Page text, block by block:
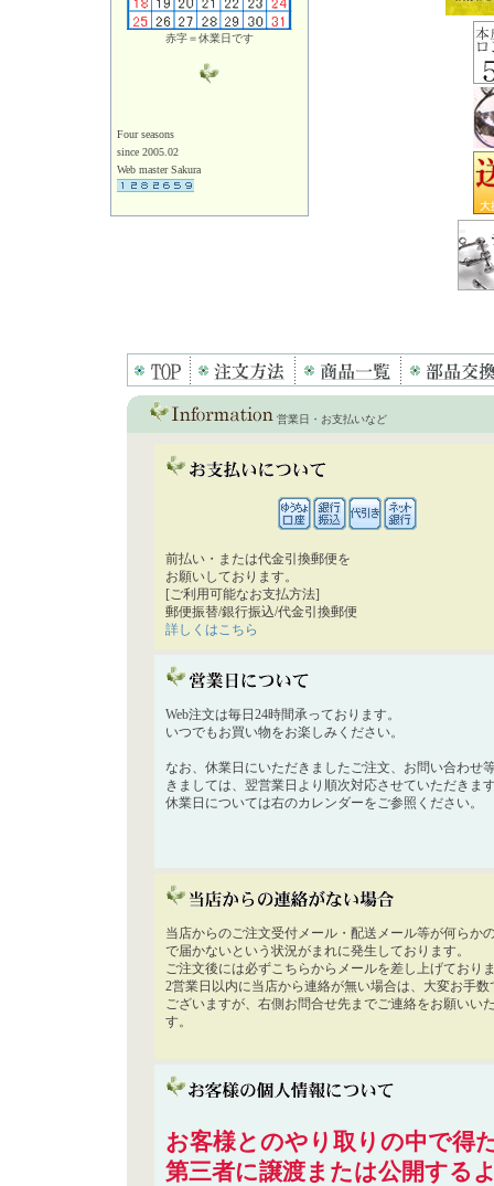
赤字＝休業日です
Four seasons
since 2005.02
Web master Sakura
営業日・お支払いなど
前払い・または代金引換郵便を
お願いしております。
[ご利用可能なお支払方法]
郵便振替/銀行振込/代金引換郵便
詳しくはこちら
Web注文は毎日24時間承っております。
いつでもお買い物をお楽しみください。
なお、休業日にいただきましたご注文、お問い合わせ
きましては、翌営業日より順次対応させていただきま
休業日については右のカレンダーをご参照ください。
当店からのご注文受付メール・配送メール等が何らか
で届かないという状況がまれに発生しております。
ご注文後には必ずこちらからメールを差し上げており
2営業日以内に当店から連絡が無い場合は、大変お手数
ございますが、右側お問合せ先までご連絡をお願いい
す。
お客様とのやり取りの中で得
第三者に譲渡または公開する